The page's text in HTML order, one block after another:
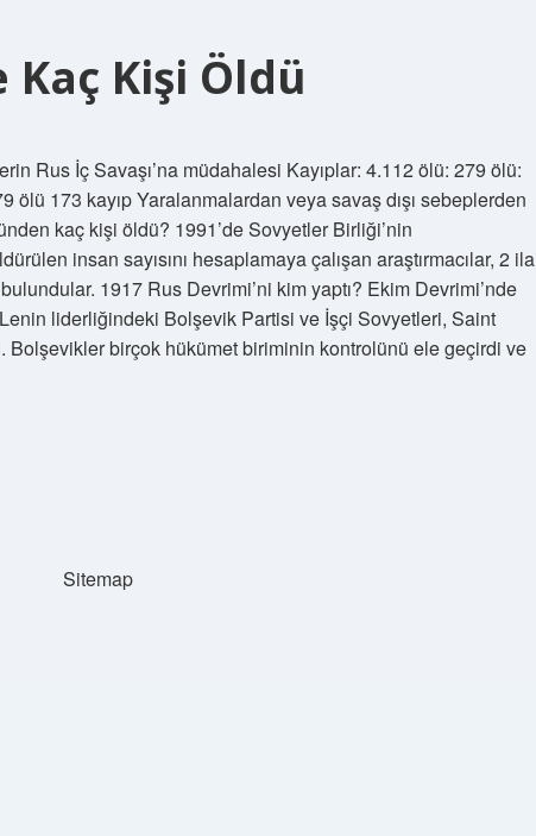
Kişi Öldü
Rus İç Savaşı’na müdahalesi Kayıplar: 4.112 ölü: 279 ölü:
ölü 173 kayıp Yaralanmalardan veya savaş dışı sebeplerden
kaç kişi öldü? 1991’de Sovyetler Birliği’nin
insan sayısını hesaplamaya çalışan araştırmacılar, 2 ila
1917 Rus Devrimi’ni kim yaptı? Ekim Devrimi’nde
liderliğindeki Bolşevik Partisi ve İşçi Sovyetleri, Saint
Bolşevikler birçok hükümet biriminin kontrolünü ele geçirdi ve
Sitemap